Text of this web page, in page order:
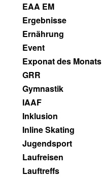
EAA EM
Ergebnisse
Ernährung
Event
Exponat des Monats
GRR
Gymnastik
IAAF
Inklusion
Inline Skating
Jugendsport
Laufreisen
Lauftreffs